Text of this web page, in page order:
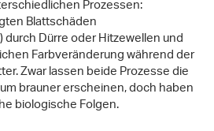
Prozessen:
Blattschäden
Dürre oder Hitzewellen und
Farbveränderung während der
Zwar lassen beide Prozesse die
brauner erscheinen, doch haben
biologische Folgen.